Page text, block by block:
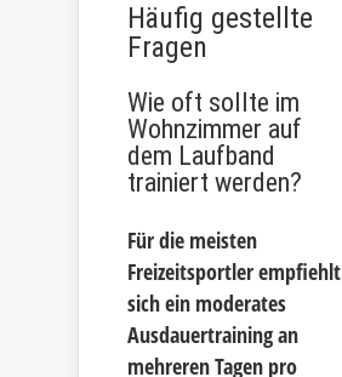
Häufig gestellte
Fragen
Wie oft sollte im
Wohnzimmer auf
dem Laufband
trainiert werden?
Für die meisten
Freizeitsportler empfiehlt
sich ein moderates
Ausdauertraining an
mehreren Tagen pro